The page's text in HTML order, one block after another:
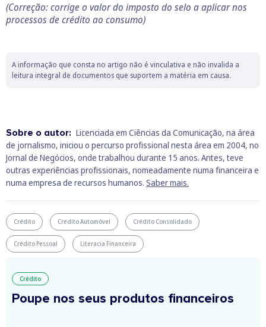
(Correção: corrige o valor do imposto do selo a aplicar nos
processos de crédito ao consumo)
A informação que consta no artigo não é vinculativa e não invalida a
leitura integral de documentos que suportem a matéria em causa.
Sobre o autor: Licenciada em Ciências da Comunicação, na área
de jornalismo, iniciou o percurso profissional nesta área em 2004, no
Jornal de Negócios, onde trabalhou durante 15 anos. Antes, teve
outras experiências profissionais, nomeadamente numa financeira e
numa empresa de recursos humanos. Saber mais.
Crédito Crédito Automóvel Crédito Consolidado
Crédito Pessoal Literacia Financeira
Crédito
Poupe nos seus produtos financeiros